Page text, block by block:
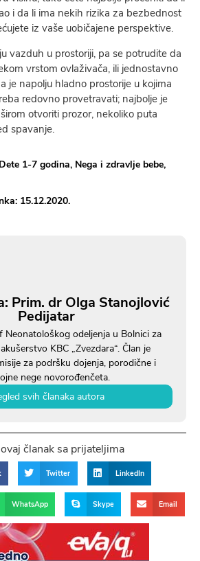
i da li ima nekih rizika za bezbednost
iz vaše uobičajene perspektive.
vazduh u prostoriji, pa se potrudite da
vrstom ovlaživača, ili jednostavno
je napolju hladno prostorije u kojima
redovno provetravati; najbolje je
otvoriti prozor, nekoliko puta
spavanje.
Dete 1-7 godina, Nega i zdravlje bebe,
15.12.2020.
Prim. dr Olga Stanojlović
Pedijatar
Neonatološkog odeljenja u Bolnici za
KBC „Zvezdara“. Član je
za podršku dojenja, porodične i
nege novorođenčeta.
svih članaka autora
članak sa prijateljima
Twitter LinkedIn
WhatsApp Skype Email